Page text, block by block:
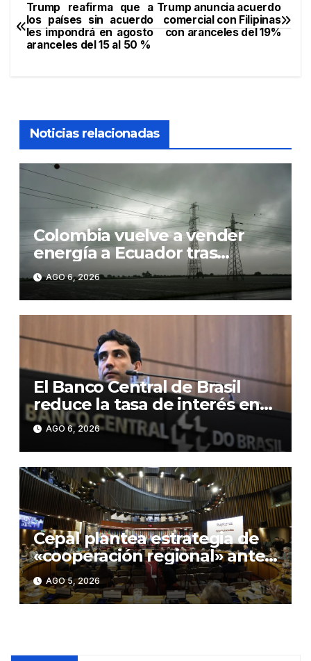
Navegación
de
Trump anuncia acuerdo
comercial con Filipinas
con aranceles del 19%
Trump reafirma que a
los países sin acuerdo
les impondrá en agosto
aranceles del 15 al 50 %
Noticias relacionadas
Colombia vuelve a vender
energía a Ecuador tras
suspender la exportación por
los aranceles
AGO 6, 2026
El Banco Central de Brasil
reduce la tasa de interés en
0,25 puntos, hasta el 14,0 %
anual
AGO 6, 2026
Cepal plantea estrategia de
«cooperación regional» ante
«rupturas» en geopolítica
global
AGO 5, 2026